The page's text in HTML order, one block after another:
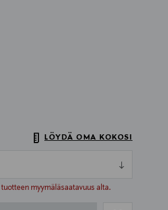
LÖYDÄ OMA KOKOSI
myymäläsaatavuus alta.